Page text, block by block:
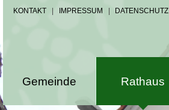
KONTAKT IMPRESSUM DATENSCHUTZ
Gemeinde Rathaus